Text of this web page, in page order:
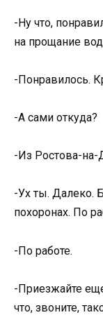
-Ну что,
на прощание
-Понравилось.
-А сами откуда?
-Из Ростова-на-
-Ух ты. Далеко.
похоронах. По
-По работе.
-Приезжайте
что, звоните,